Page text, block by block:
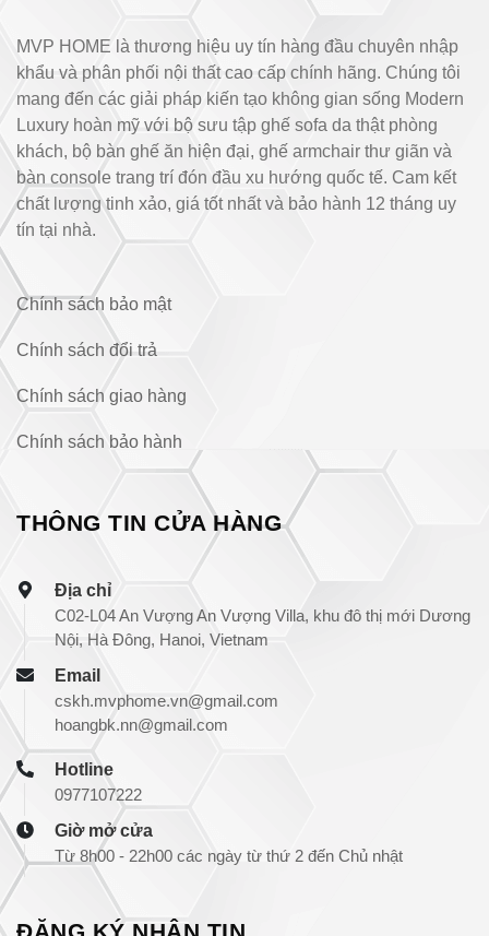
MVP HOME là thương hiệu uy tín hàng đầu chuyên nhập
khẩu và phân phối nội thất cao cấp chính hãng. Chúng tôi
mang đến các giải pháp kiến tạo không gian sống Modern
Luxury hoàn mỹ với bộ sưu tập ghế sofa da thật phòng
khách, bộ bàn ghế ăn hiện đại, ghế armchair thư giãn và
bàn console trang trí đón đầu xu hướng quốc tế. Cam kết
chất lượng tinh xảo, giá tốt nhất và bảo hành 12 tháng uy
tín tại nhà.
Chính sách bảo mật
Chính sách đổi trả
Chính sách giao hàng
Chính sách bảo hành
THÔNG TIN CỬA HÀNG
Địa chỉ
C02-L04 An Vượng An Vượng Villa, khu đô thị mới Dương
Nội, Hà Đông, Hanoi, Vietnam
Email
cskh.mvphome.vn@gmail.com
hoangbk.nn@gmail.com
Hotline
0977107222
Giờ mở cửa
Từ 8h00 - 22h00 các ngày từ thứ 2 đến Chủ nhật